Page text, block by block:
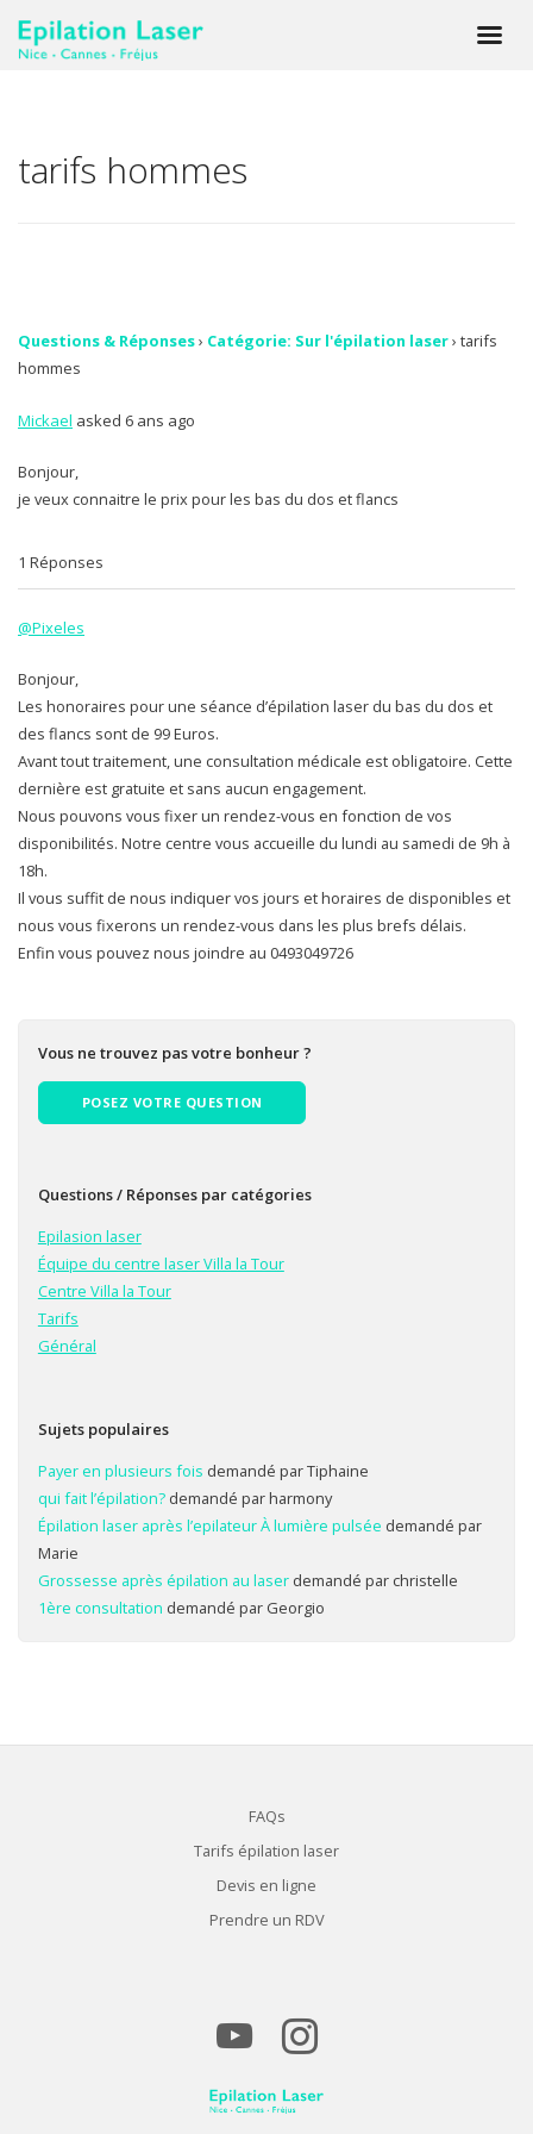
tarifs hommes
Questions & Réponses› Catégorie: Sur l'épilation laser› tarifs
hommes
Mickael asked 6 ans ago
Bonjour,
je veux connaitre le prix pour les bas du dos et flancs
1 Réponses
@Pixeles
Bonjour,
Les honoraires pour une séance d’épilation laser du bas du dos et
des flancs sont de 99 Euros.
Avant tout traitement, une consultation médicale est obligatoire. Cette
dernière est gratuite et sans aucun engagement.
Nous pouvons vous fixer un rendez-vous en fonction de vos
disponibilités. Notre centre vous accueille du lundi au samedi de 9h à
18h.
Il vous suffit de nous indiquer vos jours et horaires de disponibles et
nous vous fixerons un rendez-vous dans les plus brefs délais.
Enfin vous pouvez nous joindre au 0493049726
Vous ne trouvez pas votre bonheur ?
POSEZ VOTRE QUESTION
Questions / Réponses par catégories
Epilasion laser
Équipe du centre laser Villa la Tour
Centre Villa la Tour
Tarifs
Général
Sujets populaires
Payer en plusieurs fois demandé par Tiphaine
qui fait l’épilation?demandé par harmony
Épilation laser après l’epilateur À lumière pulsée demandé par
Marie
Grossesse après épilation au laserdemandé par christelle
1ère consultation demandé par Georgio
FAQs
Tarifs épilation laser
Devis en ligne
Prendre un RDV